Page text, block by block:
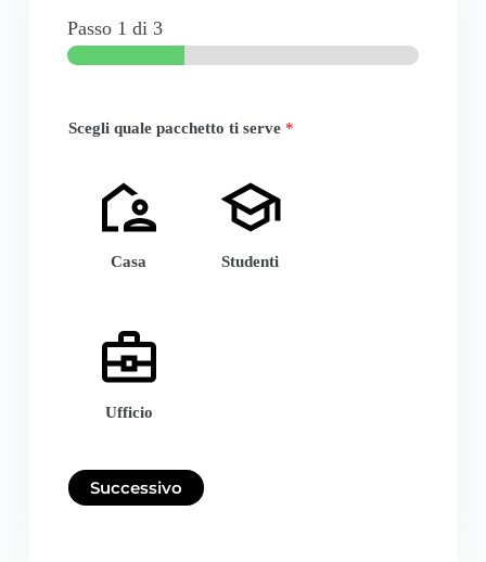
Passo 1 di 3
Scegli quale pacchetto ti serve *
Casa Studenti
Ufficio
Successivo